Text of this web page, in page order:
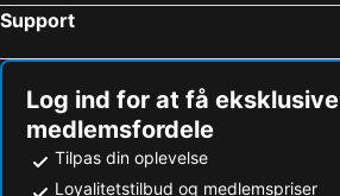
Support
Log ind for at få eksklusive
medlemsfordele
Tilpas din oplevelse
Loyalitetstilbud og medlemspriser